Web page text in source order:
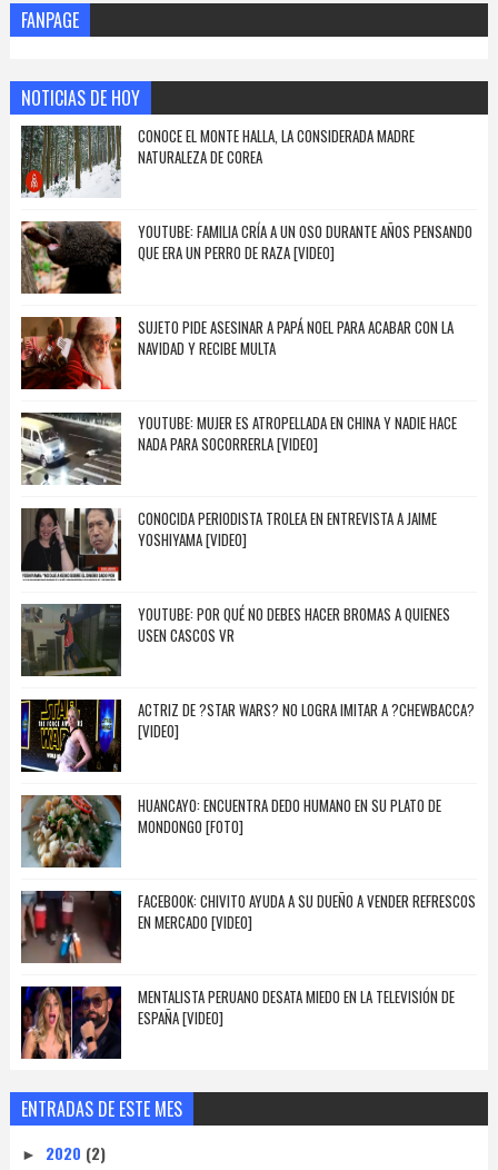
FANPAGE
NOTICIAS DE HOY
CONOCE EL MONTE HALLA, LA CONSIDERADA MADRE
NATURALEZA DE COREA
YOUTUBE: FAMILIA CRÍA A UN OSO DURANTE AÑOS PENSANDO
QUE ERA UN PERRO DE RAZA [VIDEO]
SUJETO PIDE ASESINAR A PAPÁ NOEL PARA ACABAR CON LA
NAVIDAD Y RECIBE MULTA
YOUTUBE: MUJER ES ATROPELLADA EN CHINA Y NADIE HACE
NADA PARA SOCORRERLA [VIDEO]
CONOCIDA PERIODISTA TROLEA EN ENTREVISTA A JAIME
YOSHIYAMA [VIDEO]
YOUTUBE: POR QUÉ NO DEBES HACER BROMAS A QUIENES
USEN CASCOS VR
ACTRIZ DE ?STAR WARS? NO LOGRA IMITAR A ?CHEWBACCA?
[VIDEO]
HUANCAYO: ENCUENTRA DEDO HUMANO EN SU PLATO DE
MONDONGO [FOTO]
FACEBOOK: CHIVITO AYUDA A SU DUEÑO A VENDER REFRESCOS
EN MERCADO [VIDEO]
MENTALISTA PERUANO DESATA MIEDO EN LA TELEVISIÓN DE
ESPAÑA [VIDEO]
ENTRADAS DE ESTE MES
► 2020 (2)